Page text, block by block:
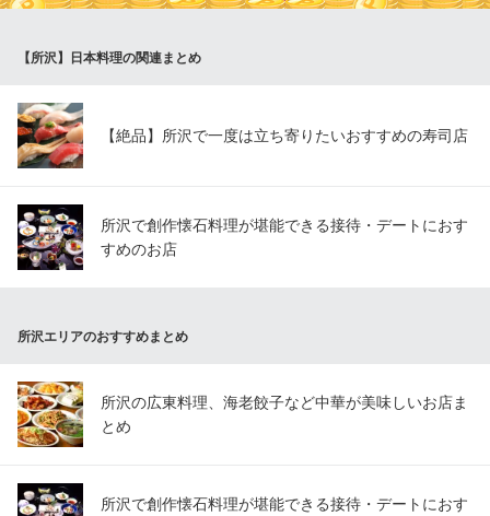
ます。
菊寿司 中新井店
西武新宿線新所沢駅 車10分
埼玉県所沢市中新井3-17-5
【所沢】日本料理の関連まとめ
【絶品】所沢で一度は立ち寄りたいおすすめの寿司店
所沢で創作懐石料理が堪能できる接待・デートにおす
すめのお店
所沢エリアのおすすめまとめ
所沢の広東料理、海老餃子など中華が美味しいお店ま
とめ
所沢で創作懐石料理が堪能できる接待・デートにおす